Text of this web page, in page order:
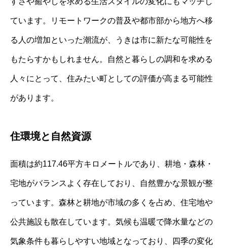
ています。リモートワークの普及や都市部から地方へ移
る人の増加といった潮流が、うきは市に新たな可能性を
もたらすかもしれません。自然と暮らしの調和を求める
人々にとって、住みたい町としての評価が高まる可能性
があります。
住環境と自然資源
面積は約117.46平方キロメートルであり、耕地・森林・
宅地がバランスよく存在しており、自然豊かな景観が整
っています。森林と耕地が市域の多くを占め、住宅地や
公共施設も散在しています。気候も温暖で降水量などの
気象条件も暮らしやすい地域となっており、四季の変化